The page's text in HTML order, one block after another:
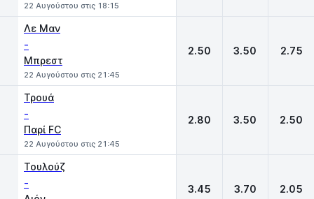
22 Αυγούστου στις 18:15
Λε Μαν
-
Μπρεστ
22 Αυγούστου στις 21:45
2.50 3.50 2.75
Τρουά
-
Παρί FC
22 Αυγούστου στις 21:45
2.80 3.50 2.50
Τουλούζ
- 3.45 3.70 2.05